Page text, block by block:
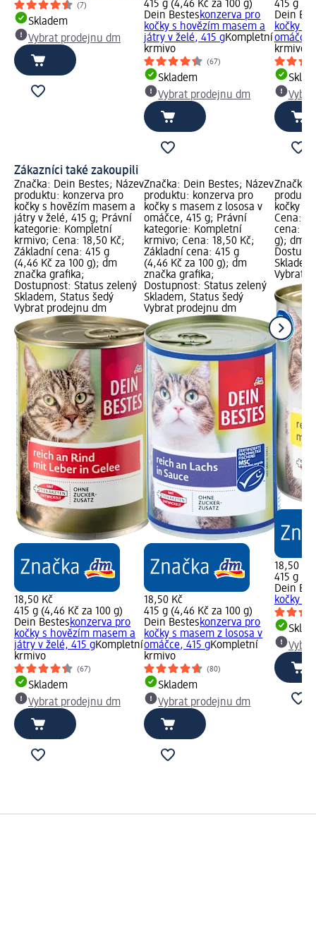
(7)
Skladem
Vybrat prodejnu dm
415 g (4,46 Kč za 100 g)
Dein Besteskonzerva pro
kočky s hovězím masem a
játry v želé, 415 gKompletní
krmivo
(67)
Skladem
Vybrat prodejnu dm
415 g
Dein
kočky s
omáčce,
krmivo
Zákazníci také zakoupili
Značka: Dein Bestes; Název
produktu: konzerva pro
kočky s hovězím masem a
játry v želé, 415 g; Právní
kategorie: Kompletní
krmivo; Cena: 18,50 Kč;
Základní cena: 415 g
(4,46 Kč za 100 g); dm
značka grafika;
Dostupnost: Status zelený
Skladem, Status šedý
Vybrat prodejnu dm
18,50 Kč
415 g (4,46 Kč za 100 g)
Dein Besteskonzerva pro
kočky s hovězím masem a
játry v želé, 415 gKompletní
krmivo
(67)
Skladem
Vybrat prodejnu dm
Značka: Dein Bestes; Název
produktu: konzerva pro
kočky s masem z lososa v
omáčce, 415 g; Právní
kategorie: Kompletní
krmivo; Cena: 18,50 Kč;
Základní cena: 415 g
(4,46 Kč za 100 g); dm
značka grafika;
Dostupnost: Status zelený
Skladem, Status šedý
Vybrat prodejnu dm
18,50 Kč
415 g (4,46 Kč za 100 g)
Dein Besteskonzerva pro
kočky s masem z lososa v
omáčce, 415 gKompletní
krmivo
(80)
Skladem
Vybrat prodejnu dm
Značka:
kočky
Cena:
cena:
g); dm
Vybrat
18,50 Kč
415 g
Dein
kočky